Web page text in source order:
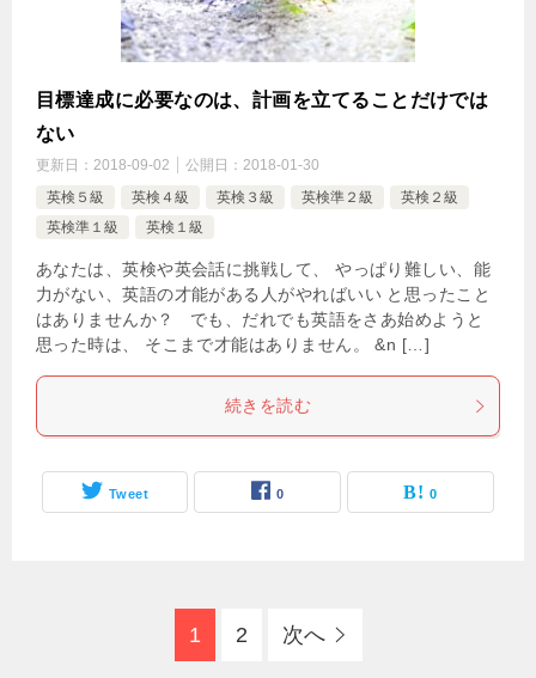
目標達成に必要なのは、計画を立てることだけでは
ない
更新日： 2018-09-02 公開日： 2018-01-30
英検５級
英検４級 英検３級 英検準２級
英検２級
英検準１級
英検１級
あなたは、英検や英会話に挑戦して、 やっぱり難しい、能
力がない、英語の才能がある人がやればいい と思ったこと
はありませんか？ でも、だれでも英語をさあ始めようと
思った時は、 そこまで才能はありません。 &n […]
続きを読む
Tweet 0 0
1 2 次へ